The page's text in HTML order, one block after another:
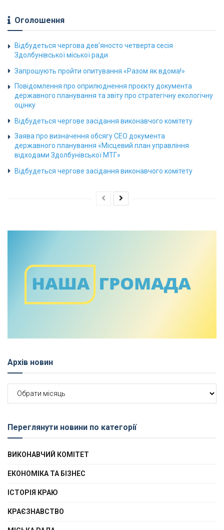
Оголошення
Відбудеться чергова дев’яносто четверта сесія
Здолбунівської міської ради
Запрошують пройти опитування «Разом як вдома!»
Повідомлення про оприлюднення проєкту документа
державного планування та звіту про стратегічну екологічну
оцінку
Відбудеться чергове засідання виконавчого комітету
Заява про визначення обсягу СЕО документа
державного планування «Місцевий план управління
відходами Здолбунівської МТГ»
Відбудеться чергове засідання виконавчого комітету
Архів новин
новин
Переглянути новини по категорії
ВИКОНАВЧИЙ КОМІТЕТ
ЕКОНОМІКА ТА БІЗНЕС
ІСТОРІЯ КРАЮ
КРАЄЗНАВСТВО